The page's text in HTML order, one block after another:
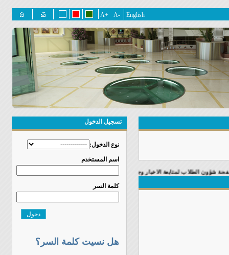
+A -A English
الطلاب لمتابعة الاخبار وجدول الفعاليات
تسجيل الدخول
نوع الدخول:
اسم المستخدم
كلمة السر
دخول
هل نسيت كلمة السر؟